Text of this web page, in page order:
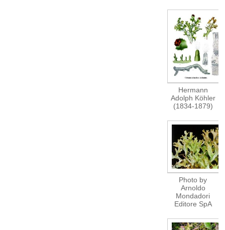
Hermann
Adolph Köhler
(1834-1879)
Photo by
Arnoldo
Mondadori
Editore SpA